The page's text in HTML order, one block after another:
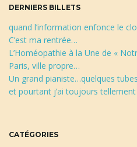
DERNIERS BILLETS
quand l’information enfonce le
C’est ma rentrée…
L’Homéopathie à la Une de «
Paris, ville propre…
Un grand pianiste…quelques
et pourtant j’ai toujours
CATÉGORIES